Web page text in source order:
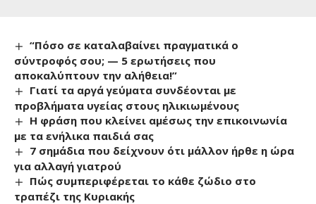
“Πόσο σε καταλαβαίνει πραγματικά ο
σύντροφός σου; — 5 ερωτήσεις που
αποκαλύπτουν την αλήθεια!”
Γιατί τα αργά γεύματα συνδέονται με
προβλήματα υγείας στους ηλικιωμένους
Η φράση που κλείνει αμέσως την επικοινωνία
με τα ενήλικα παιδιά σας
7 σημάδια που δείχνουν ότι μάλλον ήρθε η ώρα
για αλλαγή γιατρού
Πώς συμπεριφέρεται το κάθε ζώδιο στο
τραπέζι της Κυριακής